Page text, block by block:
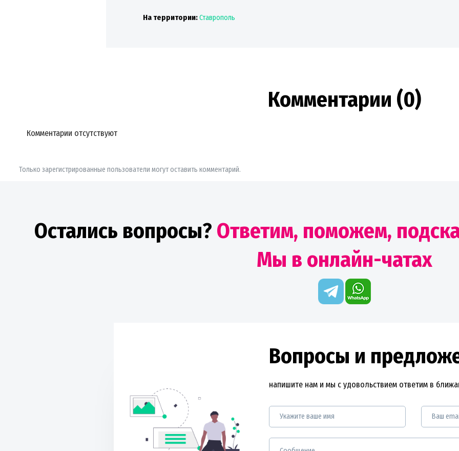
На территории:Ставрополь
Комментарии (0)
Комментарии отсутствуют
Только зарегистрированные пользователи могут оставить комментарий.
Остались вопросы? Ответим, поможем,
Мы в онлайн-чатах
Вопросы и
напишите нам и мы с удовольствием ответим в